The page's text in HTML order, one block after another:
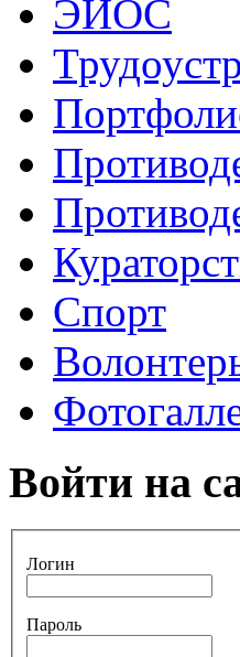
ЭИОС
Спорт
Войти на
Логин
Пароль